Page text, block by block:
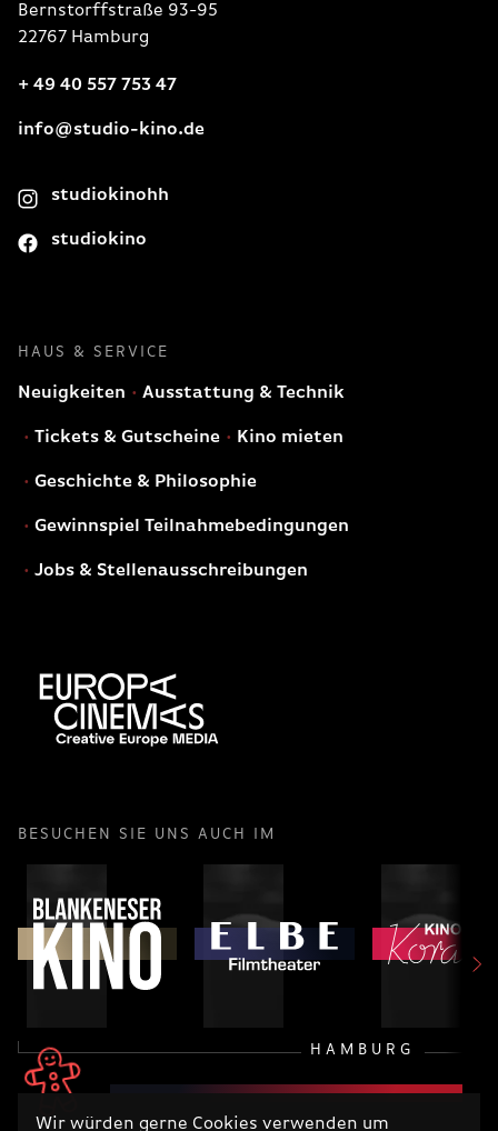
Wir würden gerne Cookies verwenden um
Bernstorffstraße 93-95
22767 Hamburg
+ 49 40 557 753 47
info@studio-kino.de
studiokinohh
studiokino
HAUS & SERVICE
Neuigkeiten Ausstattung & Technik
Tickets & Gutscheine Kino mieten
Geschichte & Philosophie
Gewinnspiel Teilnahmebedingungen
Jobs & Stellenausschreibungen
BESUCHEN SIE UNS AUCH IM
HAMBURG